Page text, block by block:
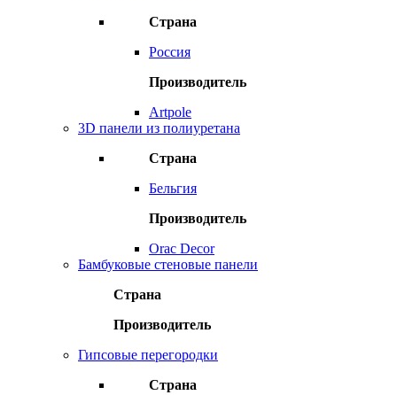
Страна
Россия
Производитель
Artpole
3D панели из полиуретана
Страна
Бельгия
Производитель
Orac Decor
Бамбуковые стеновые панели
Страна
Производитель
Гипсовые перегородки
Страна